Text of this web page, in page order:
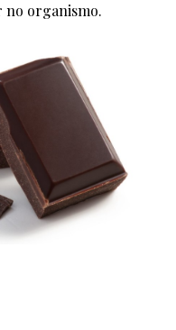
no organismo.